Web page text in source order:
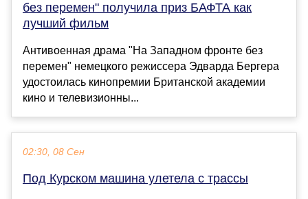
без перемен" получила приз БАФТА как
лучший фильм
Антивоенная драма "На Западном фронте без
перемен" немецкого режиссера Эдварда Бергера
удостоилась кинопремии Британской академии
кино и телевизионны...
02:30, 08 Сен
Под Курском машина улетела с трассы